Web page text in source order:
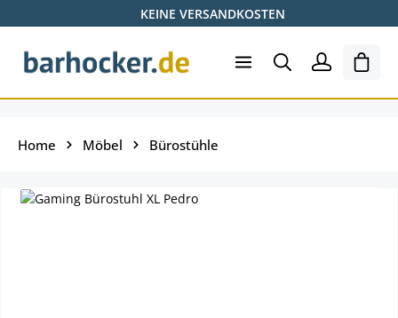
Zum Hauptinhalt springenKEINE VERSANDKOSTEN
Home Möbel Bürostühle